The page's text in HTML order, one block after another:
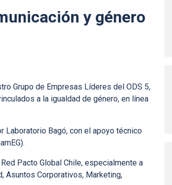
y género
Grupo de Empresas Líderes del ODS 5,
a la igualdad de género, en línea
Laboratorio Bagó, con el apoyo técnico
Pacto Global Chile, especialmente a
Asuntos Corporativos, Marketing,